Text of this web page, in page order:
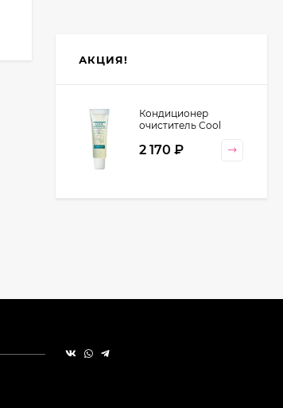
АКЦИЯ!
Кондиционер
очиститель Cool
Cosmetics, 130 гр
2 170 ₽